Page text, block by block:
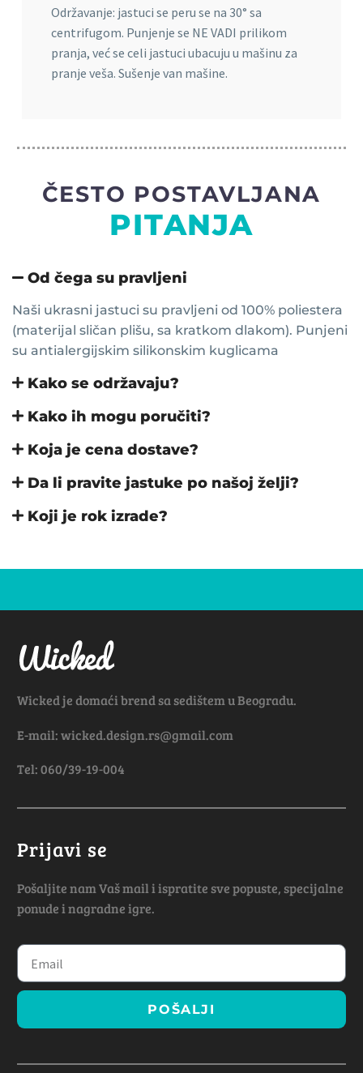
Održavanje: jastuci se peru se na 30° sa
centrifugom. Punjenje se NE VADI prilikom
pranja, već se celi jastuci ubacuju u mašinu za
pranje veša. Sušenje van mašine.
ČESTO POSTAVLJANA
PITANJA
Od čega su pravljeni
Naši ukrasni jastuci su pravljeni od 100% poliestera
(materijal sličan plišu, sa kratkom dlakom). Punjeni
su antialergijskim silikonskim kuglicama
Kako se održavaju?
Kako ih mogu poručiti?
Koja je cena dostave?
Da li pravite jastuke po našoj želji?
Koji je rok izrade?
Wicked je domaći brend sa sedištem u Beogradu.
E-mail: wicked.design.rs@gmail.com
Tel: 060/39-19-004
Prijavi se
Pošaljite nam Vaš mail i ispratite sve popuste, specijalne
ponude i nagradne igre.
POŠALJI